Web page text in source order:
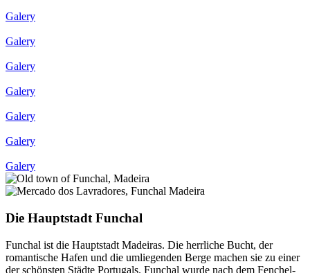
Galery
Galery
Galery
Galery
Galery
Galery
Galery
Die Hauptstadt Funchal
Funchal ist die Hauptstadt Madeiras. Die herrliche Bucht, der
romantische Hafen und die umliegenden Berge machen sie zu einer
der schönsten Städte Portugals. Funchal wurde nach dem Fenchel-